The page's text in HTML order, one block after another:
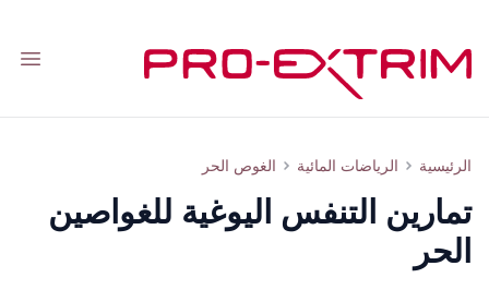
الرئيسية الرياضات المائية الغوص الحر تقنيات يوغا لحبس النفس الطويلة للغواصين الحر
تمارين التنفس اليوغية للغواصين
الحر